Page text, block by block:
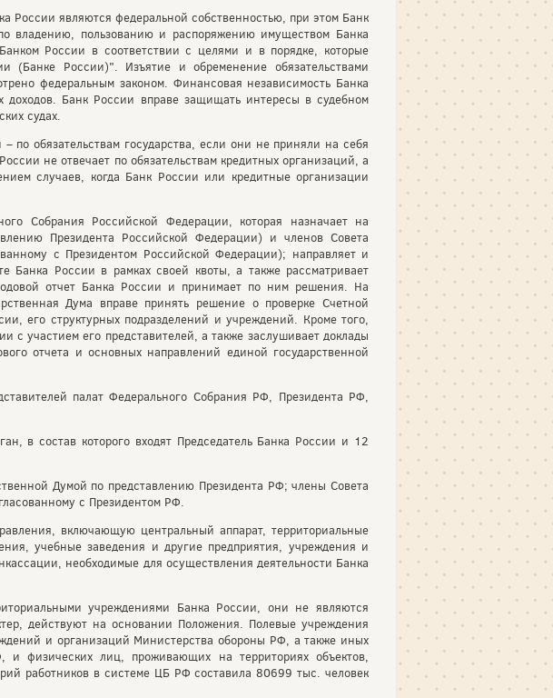
России являются федеральной собственностью, при этом Банк
владению, пользованию и распоряжению имуществом Банка
России в соответствии с целями и в порядке, которые
(Банке России)". Изъятие и обременение обязательствами
федеральным законом. Финансовая независимость Банка
Банк России вправе защищать интересы в судебном
судах.
по обязательствам государства, если они не приняли на себя
не отвечает по обязательствам кредитных организаций, а
случаев, когда Банк России или кредитные организации
Собрания Российской Федерации, которая назначает на
Президента Российской Федерации) и членов Совета
с Президентом Российской Федерации); направляет и
Банка России в рамках своей квоты, а также рассматривает
отчет Банка России и принимает по ним решения. На
Дума вправе принять решение о проверке Счетной
его структурных подразделений и учреждений. Кроме того,
с участием его представителей, а также заслушивает доклады
отчета и основных направлений единой государственной
палат Федерального Собрания РФ, Президента РФ,
в состав которого входят Председатель Банка России и 12
Думой по представлению Президента РФ; члены Совета
с Президентом РФ.
включающую центральный аппарат, территориальные
учебные заведения и другие предприятия, учреждения и
необходимые для осуществления деятельности Банка
учреждениями Банка России, они не являются
действуют на основании Положения. Полевые учреждения
и организаций Министерства обороны РФ, а также иных
и физических лиц, проживающих на территориях объектов,
работников в системе ЦБ РФ составила 80699 тыс. человек